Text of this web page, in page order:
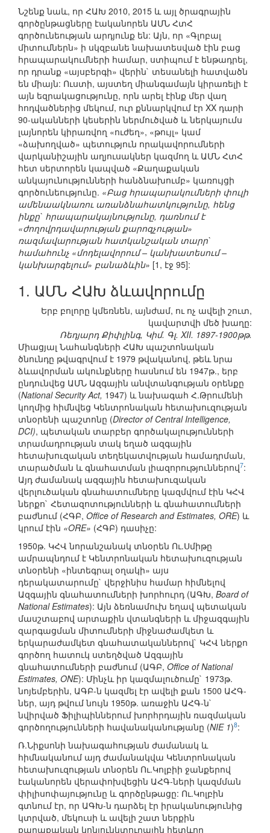
Նշենք նաև, որ ՀԱԽ 2010, 2015 և այլ ծրագրային
գործընթացները էականորեն ԱՄՆ ՀտՀ
գործունեության արդյունք են: Այն, որ «Գլոբալ
միտումներն» ի սկզբանե նախատեսված էին բաց
հրապարակումների համար, ստիպում է ենթադրել,
որ դրանք «այսբերգի» վերին` տեսանելի հատվածն
են միայն: Ուստի, այստեղ միանգամայն կիրառելի է
այն եզրակացությունը, որն արել էինք մեր վաղ
հոդվածներից մեկում, ուր քննարկվում էր XX դարի
90-ականների կեսերին ներմուծված և ներկայումս
լայնորեն կիրառվող «ուժեղ», «թույլ» կամ
«ձախողված» պետություն որակավորումների
վարկանիշային աղյուսակներ կազմող և ԱՄՆ ՀտՀ
հետ սերտորեն կապված «Քաղաքական
անկայունությունների հանձնախումբ» կառույցի
գործունեությունը. «Բաց հրապարակումների փուլի
ամենաակնառու առանձնահատկությունը, հենց
ինքը` հրապարակայնությունը, դառնում է
«ժողովրդավարության քարոզչության»
ռազմավարության հատկանշական տարր`
համահունչ «մոդելավորում – կանխատեսում –
կանխարգելում» բանաձևին» [1, էջ 95]:
1. ԱՄՆ ՀԱԽ ձևավորումը
Երբ բոլորը կմեռնեն, այնժամ, ու ոչ ավելի շուտ,
կավարտվի մեծ խաղը:
Ռեդյարդ Քիփլինգ, Կիմ. Գլ. XII. 1897-1900թթ.
Միացյալ Նահանգների ՀԱԽ պաշտոնական
ծնունդը թվագրվում է 1979 թվականով, թեև նրա
ձևավորման ակունքները հասնում են 1947թ., երբ
ընդունվեց ԱՄՆ Ազգային անվտանգության օրենքը
(National Security Act, 1947) և նախագահ Հ.Թրումենի
կողմից հիմնվեց Կենտրոնական հետախուզության
տնօրենի պաշտոնը (Director of Central Intelligence,
DCI), պետական տարբեր գործակալությունների
տրամադրության տակ եղած ազգային
հետախուզական տեղեկատվության համադրման,
տարածման և գնահատման լիազորություններով7:
Այդ ժամանակ ազգային հետախուզական
վերլուծական գնահատումները կազմվում էին ԿՀՎ
ներքո` Հետազոտությունների և գնահատումների
բաժնում (ՀԳԲ, Office of Research and Estimates, ORE) և
կրում էին «ORE» (ՀԳԲ) դասիչը:
1950թ. ԿՀՎ նորանշանակ տնօրեն Ու.Սմիթը
ամրապնդում է Կենտրոնական հետախուզության
տնօրենի «ինտեգրալ օղակի» այս
դերակատարումը` վերջինիս համար հիմնելով
Ազգային գնահատումների խորհուրդ (ԱԳԽ, Board of
National Estimates): Այն ձեռնամուխ եղավ պետական
մասշտաբով արտաքին վտանգների և միջազգային
զարգացման միտումների միջնաժամկետ և
երկարաժամկետ գնահատականներով` ԿՀՎ ներքո
գործող հատուկ ստեղծված Ազգային
գնահատումների բաժնում (ԱԳԲ, Office of National
Estimates, ONE): Մինչև իր կազմալուծումը` 1973թ.
նոյեմբերին, ԱԳԲ-ն կազմել էր ավելի քան 1500 ԱՀԳ-
ներ, այդ թվում նույն 1950թ. առաջին ԱՀԳ-ն`
նվիրված Ֆիլիպիններում խորհրդային ռազմական
գործողությունների հավանականությանը (NIE 1)8:
Ռ.Նիքսոնի նախագահության ժամանակ և
հիմնականում այդ ժամանակվա Կենտրոնական
հետախուզության տնօրեն Ու.Կոլբիի ջանքերով
էականորեն վերափոխվեցին ԱՀԳ-ների կազմման
փիլիսոփայությունը և գործընթացը: Ու.Կոլբին
գտնում էր, որ ԱԳԽ-ն դարձել էր իրականությունից
կտրված, մեկուսի և ավելի շատ ներքին
քաղաքական կոնյունկտուրային հետևող